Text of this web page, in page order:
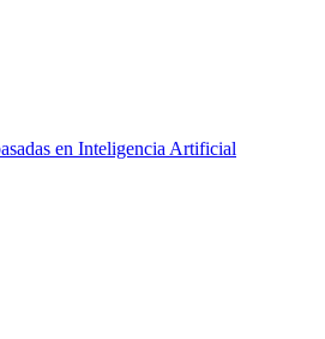
en Inteligencia Artificial